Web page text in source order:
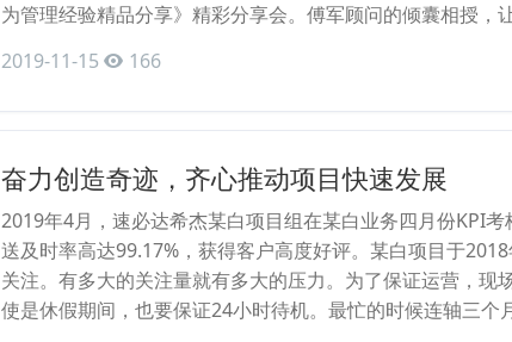
为管理经验精品分享》精彩分享会。傅军顾问的倾囊相授，
2019-11-15
166
奋力创造奇迹，齐心推动项目快速发展
2019年4月，速必达希杰某白项目组在某白业务四月份KPI
送及时率高达99.17%，获得客户高度好评。某白项目于
关注。有多大的关注量就有多大的压力。为了保证运营，
使是休假期间，也要保证24小时待机。最忙的时候连轴三个